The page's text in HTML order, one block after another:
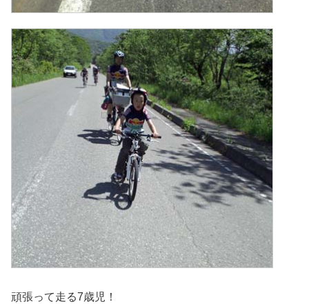
頑張って走る7歳児！